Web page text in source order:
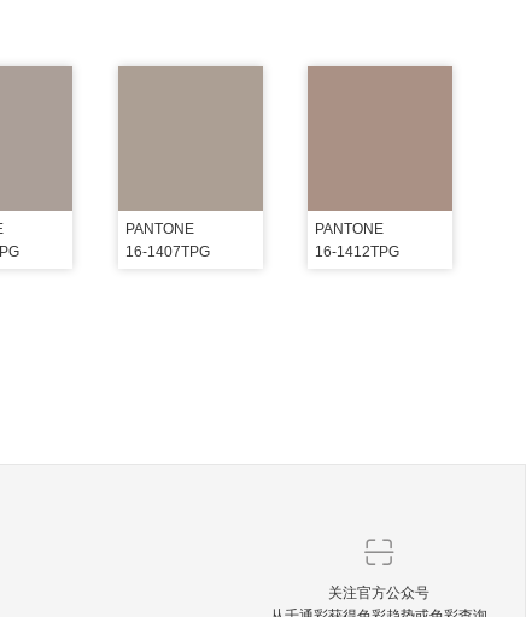
PANTONE
16-1407TPG
PANTONE
16-1412TPG
关注官方公众号